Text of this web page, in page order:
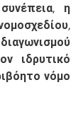
η
ιδρυτικό
νόμο